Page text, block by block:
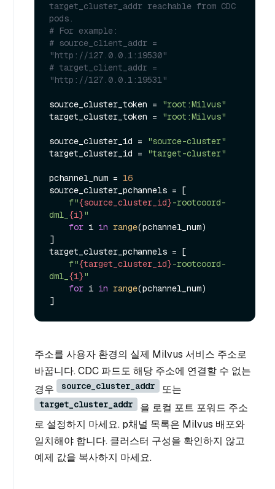
target_cluster_addr reachable from CDC
pods.
# For example:
# source_client_addr =
"http://127.0.0.1:19530"
# target_client_addr =
"http://127.0.0.1:19531"
source_cluster_token =
"root:Milvus"
target_cluster_token =
"root:Milvus"
source_cluster_id =
"source-cluster"
target_cluster_id =
"target-cluster"
pchannel_num = 16
source_cluster_pchannels = [
f"{source_cluster_id}-rootcoord-
dml_ {i}"
for i in range(pchannel_num)
]
target_cluster_pchannels = [
f"{target_cluster_id}-rootcoord-
dml_ {i}"
for i in range(pchannel_num)
주소를 사용자 환경의 실제 Milvus 서비스 주소로
바꿉니다. CDC 파드도 해당 주소에 연결할 수 없는
경우
source_cluster_addr 또는
target_cluster_addr
을 로컬 포트 포워드 주소
로 설정하지 마세요. p채널 목록은 Milvus 배포와
일치해야 합니다. 클러스터 구성을 확인하지 않고
예제 값을 복사하지 마세요.